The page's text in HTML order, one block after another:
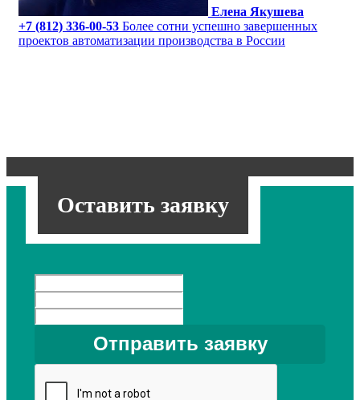
Елена Якушева
+7 (812) 336-00-53 Более сотни успешно завершенных
проектов автоматизации производства в России
Оставить заявку